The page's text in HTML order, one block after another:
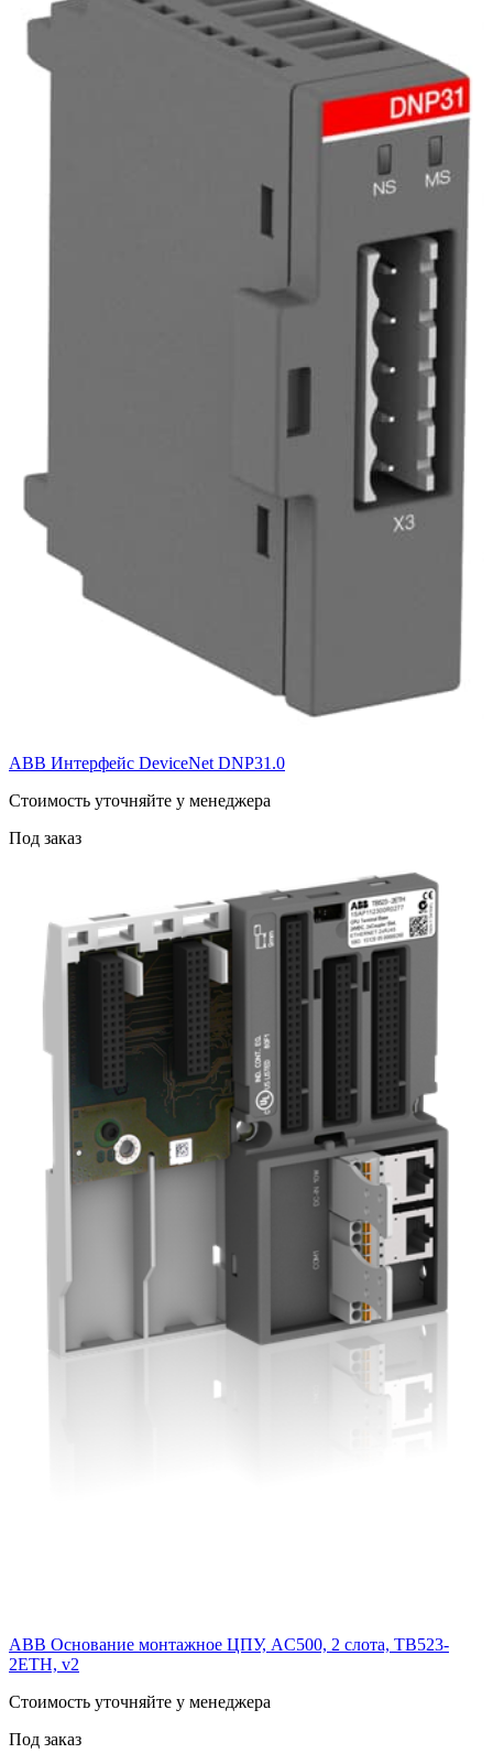
ABB Интерфейс DeviceNet DNP31.0
Cтоимость уточняйте у менеджера
Под заказ
ABB Основание монтажное ЦПУ, AC500, 2 слота, TB523-
2ETH, v2
Cтоимость уточняйте у менеджера
Под заказ